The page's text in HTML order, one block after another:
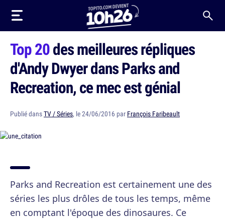
Top 20des meilleures répliques
d'Andy Dwyer dans Parks and
Recreation, ce mec est génial
Publié dansTV / Séries, le 24/06/2016 par François Faribeault
Parks and Recreation est certainement une des
séries les plus drôles de tous les temps, même
en comptant l'époque des dinosaures. Ce